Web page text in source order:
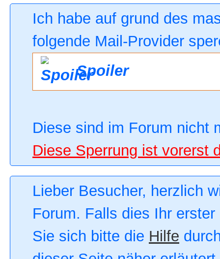
Ich habe auf grund des
folgende Mail-Provider
Spoiler
Diese sind im Forum nicht
Diese Sperrung ist vorerst
Lieber Besucher, herzlich
Forum. Falls dies Ihr
Sie sich bitte die Hilfe